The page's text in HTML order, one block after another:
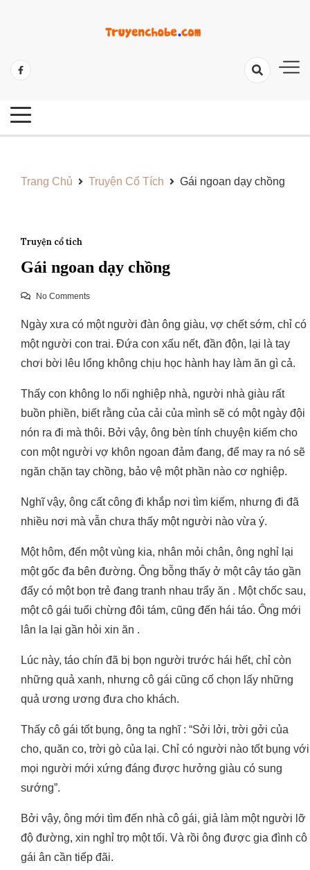
Những Câu Truyện Hay Cho Bé
Trang Chủ Truyện Cổ Tích Gái ngoan dạy chồng
Truyện cổ tích
Gái ngoan dạy chồng
No Comments
Ngày xưa có một người đàn ông giàu, vợ chết sớm, chỉ có
một người con trai. Đứa con xấu nết, đần độn, lại là tay
chơi bời lêu lổng không chịu học hành hay làm ăn gì cả.
Thấy con không lo nối nghiệp nhà, người nhà giàu rất
buồn phiền, biết rằng của cải của mình sẽ có một ngày đội
nón ra đi mà thôi. Bởi vậy, ông bèn tính chuyện kiếm cho
con một người vợ khôn ngoan đảm đang, để may ra nó sẽ
ngăn chặn tay chồng, bảo vệ một phần nào cơ nghiệp.
Nghĩ vậy, ông cất công đi khắp nơi tìm kiếm, nhưng đi đã
nhiều nơi mà vẫn chưa thấy một người nào vừa ý.
Một hôm, đến một vùng kia, nhân mỏi chân, ông nghỉ lại
một gốc đa bên đường. Ông bỗng thấy ở một cây táo gần
đấy có một bọn trẻ đang tranh nhau trẩy ăn . Một chốc sau,
một cô gái tuổi chừng đôi tám, cũng đến hái táo. Ông mới
lân la lại gần hỏi xin ăn .
Lúc này, táo chín đã bị bọn người trước hái hết, chỉ còn
những quả xanh, nhưng cô gái cũng cố chọn lấy những
quả ương ương đưa cho khách.
Thấy cô gái tốt bụng, ông ta nghĩ : “Sởi lởi, trời gởi của
cho, quăn co, trời gò của lại. Chỉ có người nào tốt bụng với
mọi người mới xứng đáng được hưởng giàu có sung
sướng”.
Bởi vậy, ông mới tìm đến nhà cô gái, giả làm một người lỡ
độ đường, xin nghỉ trọ một tối. Và rồi ông được gia đình cô
gái ân cần tiếp đãi.